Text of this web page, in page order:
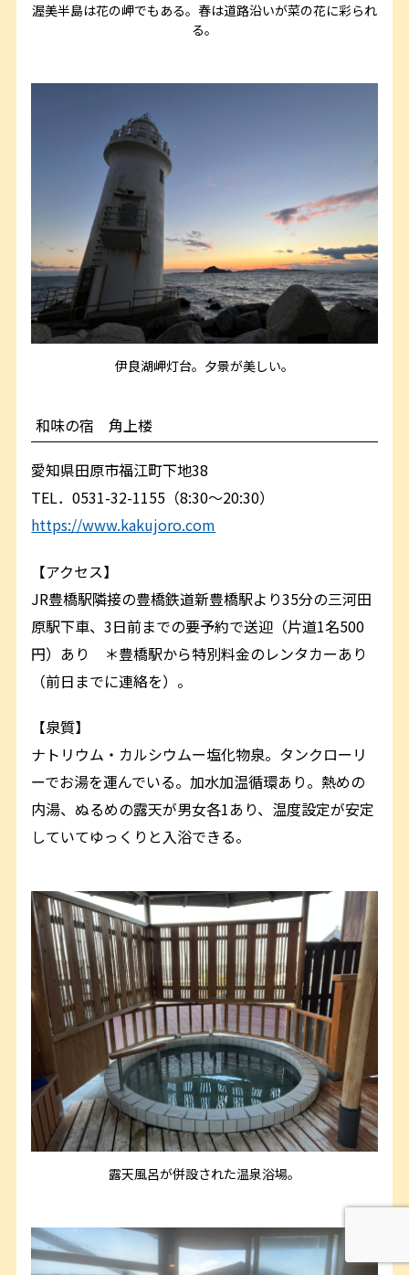
渥美半島は花の岬でもある。春は道路沿いが菜の花に彩られ
る。
伊良湖岬灯台。夕景が美しい。
和味の宿 角上楼
愛知県田原市福江町下地38
TEL．0531-32-1155（8:30〜20:30）
https://www.kakujoro.com
【アクセス】
JR豊橋駅隣接の豊橋鉄道新豊橋駅より35分の三河田
原駅下車、3日前までの要予約で送迎（片道1名500
円）あり ＊豊橋駅から特別料金のレンタカーあり
（前日までに連絡を）。
【泉質】
ナトリウム・カルシウムー塩化物泉。タンクローリ
ーでお湯を運んでいる。加水加温循環あり。熱めの
内湯、ぬるめの露天が男女各1あり、温度設定が安定
していてゆっくりと入浴できる。
露天風呂が併設された温泉浴場。